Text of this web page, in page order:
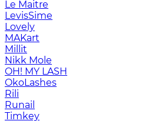
Le Maitre
LevisSime
Lovely
MAKart
Millit
Nikk Mole
OH! MY LASH
OkoLashes
Rili
Runail
Timkey